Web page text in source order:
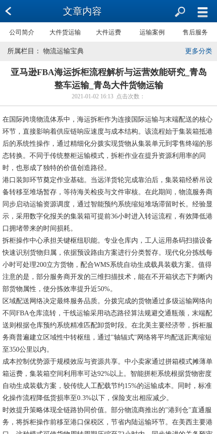
文章内容
公司简介 大件货运输 大件运费 运输案例 售后服务
更多分类
所属栏目： 物流运输宝典
亚马逊FBA海运拆柜流程解析与运营效能研究_青岛
整车运输_青岛大件货物运输
2021-01-02 16:13 点击次数：
在国际跨境物流体系中，海运拆柜作为连接国际运输与末端配送的核心
环节，直接影响着供应链响应速度与成本结构。该流程始于集装箱抵港
后的系统性操作，通过精细化分拨实现货物从集装单元到零售终端的形
态转换。不同于传统整柜运输模式，拆柜作业在提升资源利用率的同
时，也形成了独特的价值创造路径。
港口装卸环节奠定作业基础。当远洋货轮完成靠泊后，集装箱经桥吊设
备转移至堆场暂存，等待海关检疫与文件审核。在此期间，物流服务商
同步启动运输资源调度，通过智能预约系统缩短堆场滞留时长。经验显
示，采用数字化报关的集装箱可提前36小时进入转运流程，有效降低港
口拥堵带来的时间损耗。
拆柜操作中心承担关键枢纽职能。专业仓库内，工人运用条码扫描设备
快速识别货物归属，依据预设路由方案进行分类暂存。现代化分拣线每
小时可处理200立方货物，配合WMS系统自动生成载具装载方案。值得
注意的是，部分服务商开发的三维扫描技术，能在不开箱状态下判断内
部货物属性，使分拣效率提升近50%。
区域配送网络决定最终服务品质。分拨完成的货物通过多级运输网络向
不同FBA仓库流转，干线运输采用动态路径算法规避交通瓶颈，末端配
送则根据仓库预约系统精准匹配卸货时段。在北美主要经济带，拆柜服
务商普遍建立区域性中转枢纽，通过"轴辐式"网络将平均配送距离缩短
至350公里以内。
成本控制优势源于规模效应与资源共享。中小卖家通过拼箱模式摊薄单
箱运费，集装箱空间利用率可达92%以上。智能拼柜系统根据货物密度
自动生成装载方案，较传统人工配载节约15%的运输成本。同时，标准
化操作流程降低货损率至0.3%以下，保险支出相应减少。
时效提升策略体现全链路协同价值。部分物流商推出的"港到仓"直通服
务，将拆柜操作前移至港口保税区，节省内陆运输环节。在美西主要港